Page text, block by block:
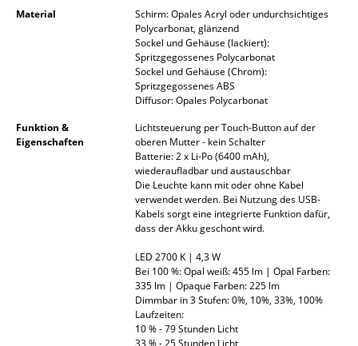
Spiegel
Figuren & Miniaturen
Büroutensilien
Aufbewahrungsboxen
... alle Accessoires
Material
Schirm: Opales Acryl oder undurchsichtiges
Polycarbonat, glänzend
Sockel und Gehäuse (lackiert):
Spritzgegossenes Polycarbonat
Sockel und Gehäuse (Chrom):
Spritzgegossenes ABS
Diffusor: Opales Polycarbonat
Funktion &
Eigenschaften
Lichtsteuerung per Touch-Button auf der
oberen Mutter - kein Schalter
Batterie: 2 x Li-Po (6400 mAh),
wiederaufladbar und austauschbar
Die Leuchte kann mit oder ohne Kabel
verwendet werden. Bei Nutzung des USB-
Kabels sorgt eine integrierte Funktion dafür,
dass der Akku geschont wird.
LED 2700 K | 4,3 W
Bei 100 %: Opal weiß: 455 lm | Opal Farben:
335 lm | Opaque Farben: 225 lm
Dimmbar in 3 Stufen: 0%, 10%, 33%, 100%
Laufzeiten:
10 % - 79 Stunden Licht